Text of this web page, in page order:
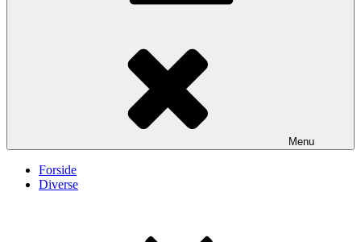
Menu
Forside
Diverse